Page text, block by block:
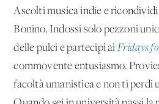
Ascolti musica indie e
Bonino. Indossi solo pezzoni
delle pulci e partecipi ai Fridays
commovente entusiasmo.
facoltà umanistica e non ti perdi